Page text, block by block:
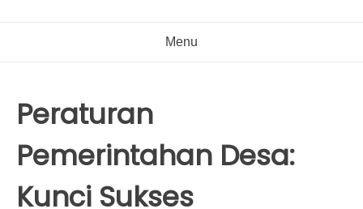
Menu
Peraturan
Pemerintahan Desa:
Kunci Sukses